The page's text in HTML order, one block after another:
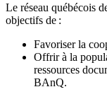
Le réseau québécois
objectifs de :
Favoriser la
Offrir à la
ressources
BAnQ.